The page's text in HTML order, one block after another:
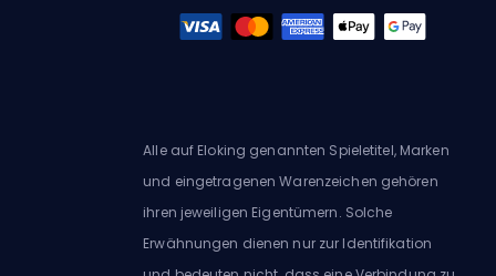
Alle auf Eloking genannten Spieletitel, Marken
und eingetragenen Warenzeichen gehören
ihren jeweiligen Eigentümern. Solche
Erwähnungen dienen nur zur Identifikation